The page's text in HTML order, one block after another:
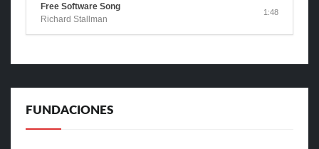
Free Software Song
Richard Stallman
1:48
FUNDACIONES